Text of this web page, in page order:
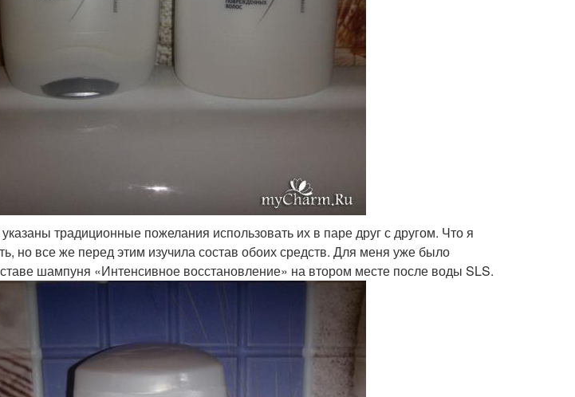
традиционные пожелания использовать их в паре друг с другом. Что я
но все же перед этим изучила состав обоих средств. Для меня уже было
шампуня «Интенсивное восстановление» на втором месте после воды SLS.